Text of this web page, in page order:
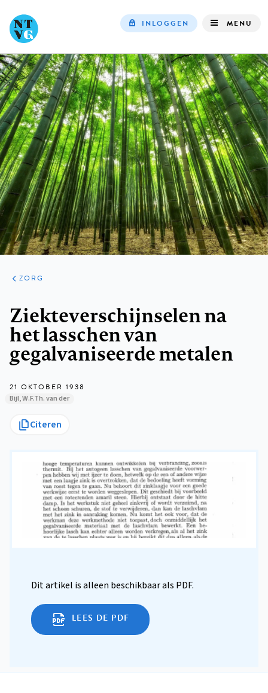
navigation
INLOGGEN MENU
ARTIKELEN
PERSPECTIEF
ZORG
Ziekteverschijnselen na
het lasschen van
gegalvaniseerde metalen
21 OKTOBER 1938
Bijl, W.F.Th. van der
Citeren
Dit artikel is alleen beschikbaar als PDF.
LEES DE PDF